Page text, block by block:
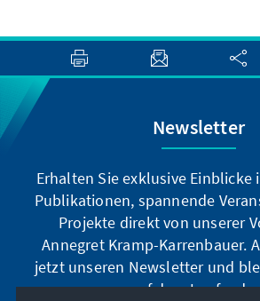
Newsletter
Erhalten Sie exklusive Einblicke
Publikationen, spannende
Projekte direkt von unserer
Annegret Kramp-Karrenbauer.
jetzt unseren Newsletter und
auf dem